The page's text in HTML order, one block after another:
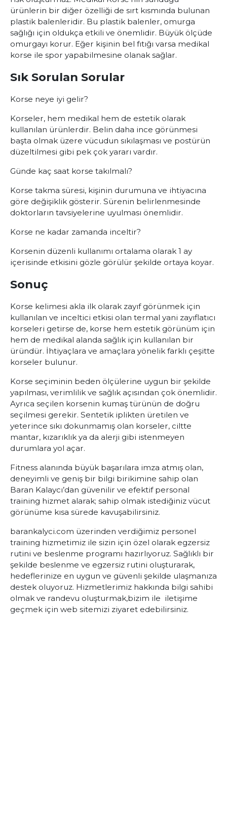
ürünlerin bir diğer özelliği de sırt kısmında bulunan
plastik balenleridir. Bu plastik balenler, omurga
sağlığı için oldukça etkili ve önemlidir. Büyük ölçüde
omurgayı korur. Eğer kişinin bel fıtığı varsa medikal
korse ile spor yapabilmesine olanak sağlar.
Sık Sorulan Sorular
Korse neye iyi gelir?
Korseler, hem medikal hem de estetik olarak
kullanılan ürünlerdir. Belin daha ince görünmesi
başta olmak üzere vücudun sıkılaşması ve postürün
düzeltilmesi gibi pek çok yararı vardır.
Günde kaç saat korse takılmalı?
Korse takma süresi, kişinin durumuna ve ihtiyacına
göre değişiklik gösterir. Sürenin belirlenmesinde
doktorların tavsiyelerine uyulması önemlidir.
Korse ne kadar zamanda inceltir?
Korsenin düzenli kullanımı ortalama olarak 1 ay
içerisinde etkisini gözle görülür şekilde ortaya koyar.
Sonuç
Korse kelimesi akla ilk olarak zayıf görünmek için
kullanılan ve inceltici etkisi olan termal yani zayıflatıcı
korseleri getirse de, korse hem estetik görünüm için
hem de medikal alanda sağlık için kullanılan bir
üründür. İhtiyaçlara ve amaçlara yönelik farklı çeşitte
korseler bulunur.
Korse seçiminin beden ölçülerine uygun bir şekilde
yapılması, verimlilik ve sağlık açısından çok önemlidir.
Ayrıca seçilen korsenin kumaş türünün de doğru
seçilmesi gerekir. Sentetik iplikten üretilen ve
yeterince sıkı dokunmamış olan korseler, ciltte
mantar, kızarıklık ya da alerji gibi istenmeyen
durumlara yol açar.
Fitness alanında büyük başarılara imza atmış olan,
deneyimli ve geniş bir bilgi birikimine sahip olan
Baran Kalaycı’dan güvenilir ve efektif personal
training hizmet alarak; sahip olmak istediğiniz vücut
görünüme kısa sürede kavuşabilirsiniz.
barankalyci.com üzerinden verdiğimiz personel
training hizmetimiz ile sizin için özel olarak egzersiz
rutini ve beslenme programı hazırlıyoruz. Sağlıklı bir
şekilde beslenme ve egzersiz rutini oluşturarak,
hedeflerinize en uygun ve güvenli şekilde ulaşmanıza
destek oluyoruz. Hizmetlerimiz hakkında bilgi sahibi
olmak ve randevu oluşturmak,bizim ile iletişime
geçmek için web sitemizi ziyaret edebilirsiniz.